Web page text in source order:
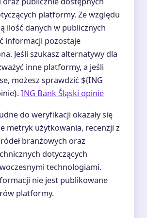
platformy. Ze względu
ilość danych w publicznych
informacji pozostaje
Jeśli szukasz alternatywy dla
inne platformy, a jeśli
możesz sprawdzić ${ING
ING Bank Śląski opinie
do weryfikacji okazały się
metryk użytkowania, recenzji z
branżowych oraz
dotyczących
technologiami.
nie jest publikowane
platformy.